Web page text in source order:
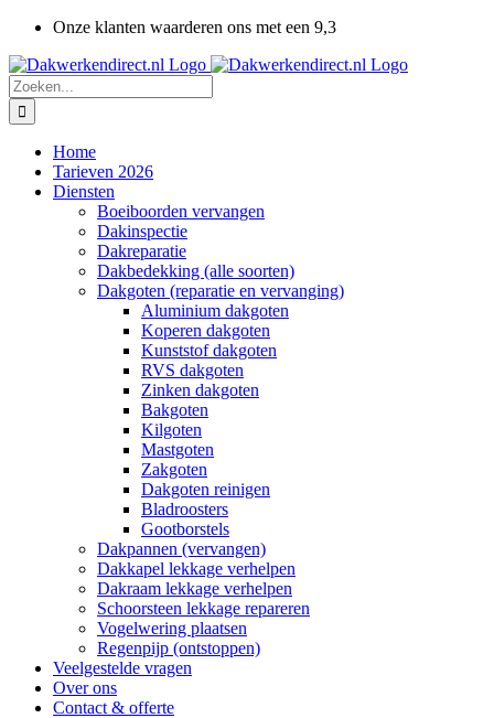
inhoud
Onze klanten waarderen ons met een 9,3
Zoeken
naar:
Home
Tarieven 2026
Diensten
Boeiboorden vervangen
Dakinspectie
Dakreparatie
Dakbedekking (alle soorten)
Dakgoten (reparatie en vervanging)
Aluminium dakgoten
Koperen dakgoten
Kunststof dakgoten
RVS dakgoten
Zinken dakgoten
Bakgoten
Kilgoten
Mastgoten
Zakgoten
Dakgoten reinigen
Bladroosters
Gootborstels
Dakpannen (vervangen)
Dakkapel lekkage verhelpen
Dakraam lekkage verhelpen
Schoorsteen lekkage repareren
Vogelwering plaatsen
Regenpijp (ontstoppen)
Veelgestelde vragen
Over ons
Contact & offerte